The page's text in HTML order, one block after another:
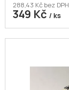
288,43 Kč bez DPH
349 Kč / ks